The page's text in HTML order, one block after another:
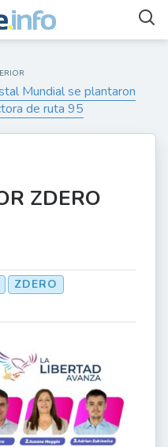
Mundial se plantaron
de ruta 95
ZDERO
ZDERO